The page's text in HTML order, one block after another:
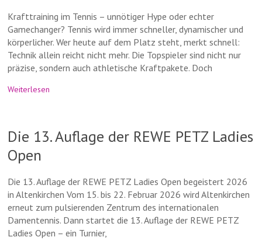
Krafttraining im Tennis – unnötiger Hype oder echter
Gamechanger? Tennis wird immer schneller, dynamischer und
körperlicher. Wer heute auf dem Platz steht, merkt schnell:
Technik allein reicht nicht mehr. Die Topspieler sind nicht nur
präzise, sondern auch athletische Kraftpakete. Doch
Weiterlesen
Die 13. Auflage der REWE PETZ Ladies
Open
Die 13. Auflage der REWE PETZ Ladies Open begeistert 2026
in Altenkirchen Vom 15. bis 22. Februar 2026 wird Altenkirchen
erneut zum pulsierenden Zentrum des internationalen
Damentennis. Dann startet die 13. Auflage der REWE PETZ
Ladies Open – ein Turnier,